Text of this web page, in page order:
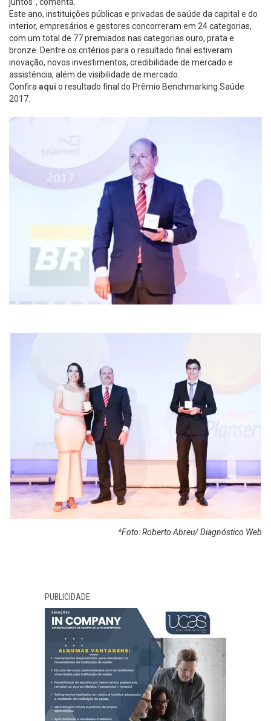
Este ano, instituições públicas e privadas de saúde da capital e do
interior, empresários e gestores concorreram em 24 categorias,
com um total de 77 premiados nas categorias ouro, prata e
bronze. Dentre os critérios para o resultado final estiveram
inovação, novos investimentos, credibilidade de mercado e
assistência, além de visibilidade de mercado.
Confira aqui o resultado final do Prêmio Benchmarking Saúde
2017.
*Foto: Roberto Abreu/ Diagnóstico Web
PUBLICIDADE